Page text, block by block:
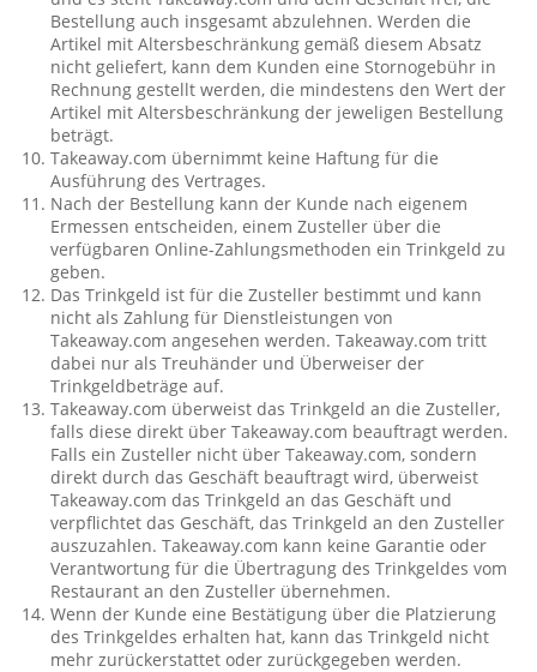
Bestellung auch insgesamt abzulehnen. Werden die
Artikel mit Altersbeschränkung gemäß diesem Absatz
nicht geliefert, kann dem Kunden eine Stornogebühr in
Rechnung gestellt werden, die mindestens den Wert der
Artikel mit Altersbeschränkung der jeweligen Bestellung
beträgt.
Takeaway.com übernimmt keine Haftung für die
Ausführung des Vertrages.
Nach der Bestellung kann der Kunde nach eigenem
Ermessen entscheiden, einem Zusteller über die
verfügbaren Online-Zahlungsmethoden ein Trinkgeld zu
geben.
Das Trinkgeld ist für die Zusteller bestimmt und kann
nicht als Zahlung für Dienstleistungen von
Takeaway.com angesehen werden. Takeaway.com tritt
dabei nur als Treuhänder und Überweiser der
Trinkgeldbeträge auf.
Takeaway.com überweist das Trinkgeld an die Zusteller,
falls diese direkt über Takeaway.com beauftragt werden.
Falls ein Zusteller nicht über Takeaway.com, sondern
direkt durch das Geschäft beauftragt wird, überweist
Takeaway.com das Trinkgeld an das Geschäft und
verpflichtet das Geschäft, das Trinkgeld an den Zusteller
auszuzahlen. Takeaway.com kann keine Garantie oder
Verantwortung für die Übertragung des Trinkgeldes vom
Restaurant an den Zusteller übernehmen.
Wenn der Kunde eine Bestätigung über die Platzierung
des Trinkgeldes erhalten hat, kann das Trinkgeld nicht
mehr zurückerstattet oder zurückgegeben werden.